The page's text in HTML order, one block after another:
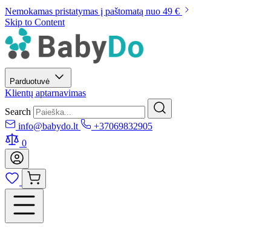
Nemokamas pristatymas į paštomatą nuo 49 €
Skip to Content
Parduotuvė
Klientų aptarnavimas
Search
info@babydo.lt
+37069832905
0